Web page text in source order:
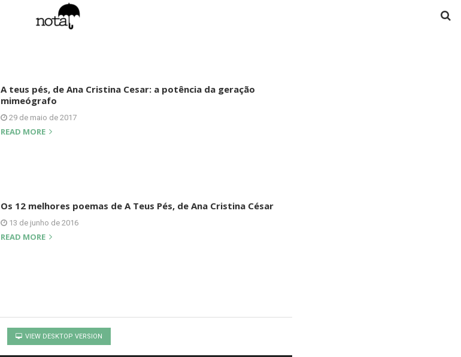
A teus pés, de Ana Cristina Cesar: a potência da geração
mimeógrafo
29 de maio de 2017
READ MORE
Os 12 melhores poemas de A Teus Pés, de Ana Cristina César
13 de junho de 2016
READ MORE
VIEW DESKTOP VERSION